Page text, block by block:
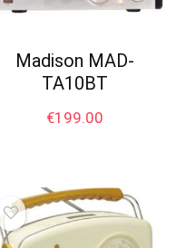
Madison MAD-
TA10BT
€199.00